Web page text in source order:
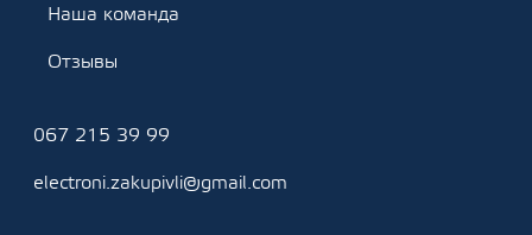
Наша команда
Отзывы
067 215 39 99
electroni.zakupivli@gmail.com